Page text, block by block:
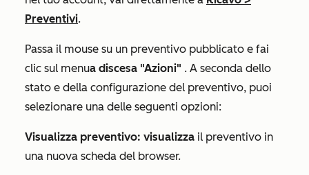
Preventivi.
Passa il mouse su un preventivo pubblicato e fai
clic sul menua discesa "Azioni" . A seconda dello
stato e della configurazione del preventivo, puoi
selezionare una delle seguenti opzioni:
Visualizza preventivo: visualizza il preventivo in
una nuova scheda del browser.